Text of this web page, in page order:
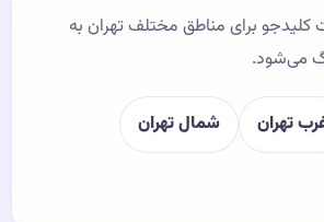
برای مناطق مختلف تهران به
می‌شود.
تهران شمال تهران